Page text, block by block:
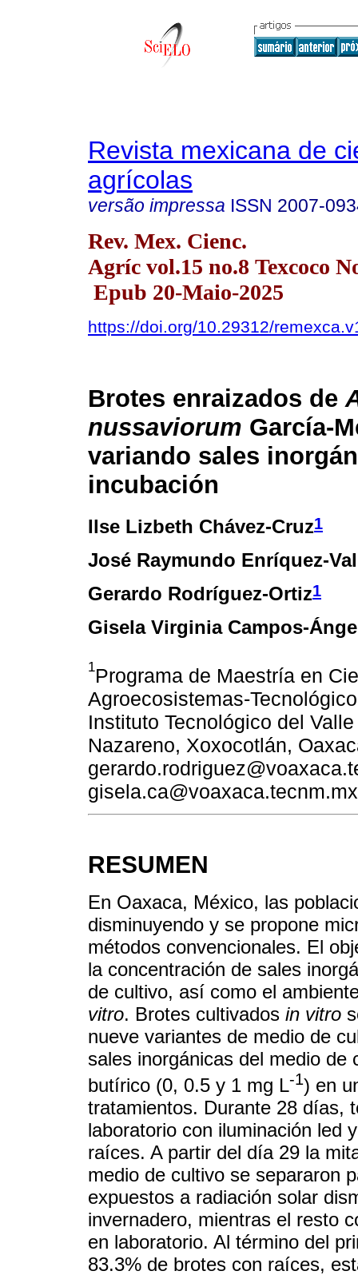
Revista mexicana de
agrícolas
versão impressa ISSN 2007-
Rev. Mex. Cienc.
Agríc vol.15 no.8 Texcoco
Epub 20-Maio-2025
https://doi.org/10.29312/
Brotes enraizados de
nussaviorum García-
variando sales
incubación
Ilse Lizbeth Chávez-Cruz1
José Raymundo Enríquez-
Gerardo Rodríguez-Ortiz1
Gisela Virginia Campos-
1Programa de Maestría en
Agroecosistemas-
Instituto Tecnológico del
Nazareno, Xoxocotlán,
RESUMEN
En Oaxaca, México, las
disminuyendo y se propone
métodos convencionales. El
la concentración de sales
de cultivo, así como el
vitro. Brotes cultivados in vitro
nueve variantes de medio de
sales inorgánicas del medio
butírico (0, 0.5 y 1 mg L-1) en
tratamientos. Durante 28 días,
laboratorio con iluminación led
raíces. A partir del día 29 la
medio de cultivo se separaron
expuestos a radiación solar
invernadero, mientras el resto
en laboratorio. Al término del
83.3% de brotes con raíces,